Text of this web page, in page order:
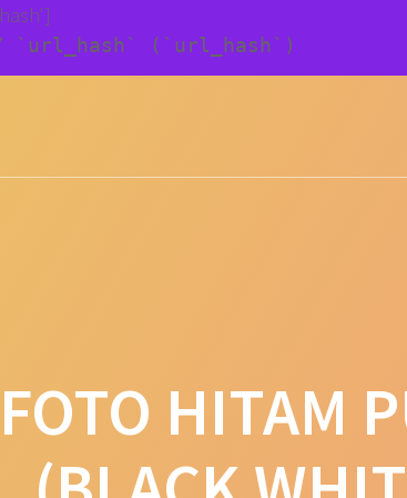
`url_hash` (`url_hash`)
HITAM